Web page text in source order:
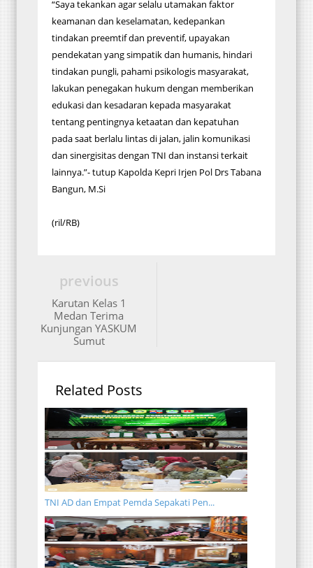
“Saya tekankan agar selalu utamakan faktor
keamanan dan keselamatan, kedepankan
tindakan preemtif dan preventif, upayakan
pendekatan yang simpatik dan humanis, hindari
tindakan pungli, pahami psikologis masyarakat,
lakukan penegakan hukum dengan memberikan
edukasi dan kesadaran kepada masyarakat
tentang pentingnya ketaatan dan kepatuhan
pada saat berlalu lintas di jalan, jalin komunikasi
dan sinergisitas dengan TNI dan instansi terkait
lainnya.”- tutup Kapolda Kepri Irjen Pol Drs Tabana
Bangun, M.Si
(ril/RB)
previous
Karutan Kelas 1
Medan Terima
Kunjungan YASKUM
Sumut
Related Posts
TNI AD dan Empat Pemda Sepakati Pen...